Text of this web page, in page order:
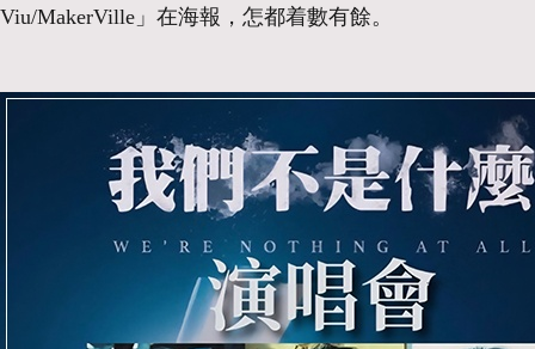
Viu/MakerVille」在海報，怎都着數有餘。